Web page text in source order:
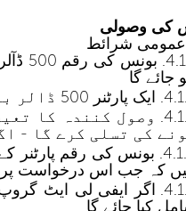
کی وصولی
عمومی شرائط
جائے گا
ایک پارٹنر 500 ڈالر بونس کی یہ رقم ایک سے ذائد ایفی لی ایٹ اکاونٹ میں حاصل کر سکتا ہے
وصول کنندہ کا
کی تسلی کرے گا -
کہ جب اس درخواست پر غور کیا جا رہا
اگر ایفی لی ایٹ
کیا جائے گا